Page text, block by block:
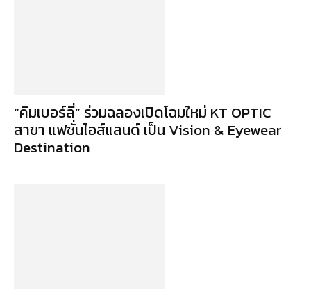
“คิมเบอร์ลี่” ร่วมฉลองเปิดโฉมใหม่ KT OPTIC
สาขา แฟชั่นไอส์แลนด์ เป็น Vision & Eyewear
Destination